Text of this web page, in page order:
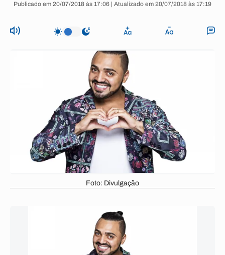
Publicado em 20/07/2018 às 17:06 | Atualizado em 20/07/2018 às 17:19
Foto: Divulgação